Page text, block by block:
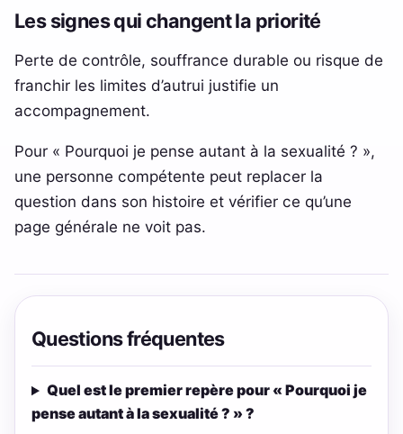
Les signes qui changent la priorité
Perte de contrôle, souffrance durable ou risque de
franchir les limites d’autrui justifie un
accompagnement.
Pour « Pourquoi je pense autant à la sexualité ? »,
une personne compétente peut replacer la
question dans son histoire et vérifier ce qu’une
page générale ne voit pas.
Questions fréquentes
Quel est le premier repère pour « Pourquoi je
pense autant à la sexualité ? » ?